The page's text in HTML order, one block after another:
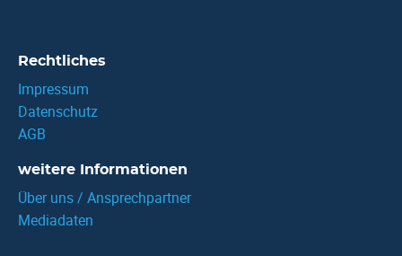
Rechtliches
Impressum
Datenschutz
AGB
weitere Informationen
Über uns / Ansprechpartner
Mediadaten